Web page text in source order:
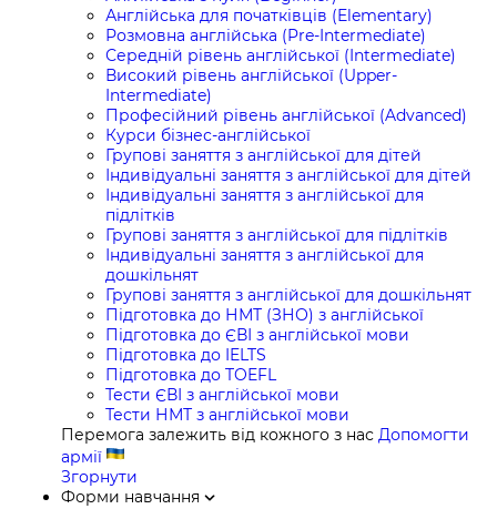
Англійська для початківців (Elementary)
Розмовна англійська (Pre-Intermediate)
Середній рівень англійської (Intermediate)
Високий рівень англійської (Upper-
Intermediate)
Професійний рівень англійської (Advanced)
Курси бізнес-англійської
Групові заняття з англійської для дітей
Індивідуальні заняття з англійської для дітей
Індивідуальні заняття з англійської для
підлітків
Групові заняття з англійської для підлітків
Індивідуальні заняття з англійської для
дошкільнят
Групові заняття з англійської для дошкільнят
Підготовка до НМТ (ЗНО) з англійської
Підготовка до ЄВІ з англійської мови
Підготовка до IELTS
Підготовка до TOEFL
Тести ЄВІ з англійської мови
Тести НМТ з англійської мови
Перемога залежить від кожного з нас Допомогти
армії
Згорнути
Форми навчання